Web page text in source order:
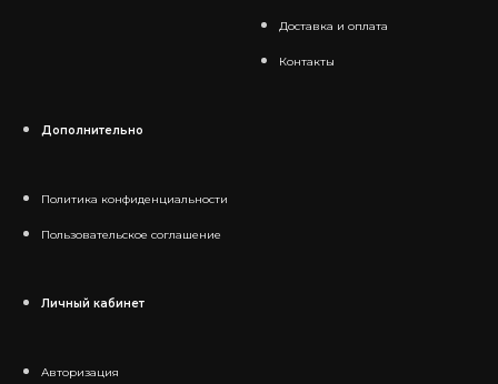
Доставка и оплата
Контакты
Дополнительно
Политика конфиденциальности
Пользовательское соглашение
Личный кабинет
Авторизация